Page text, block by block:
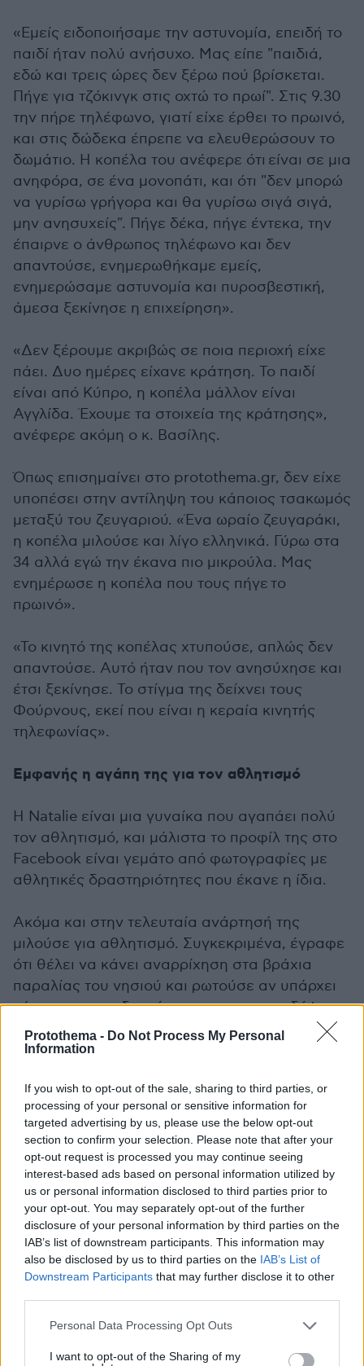
Protothema - Do Not Process My Personal
Information
If you wish to opt-out of the sale, sharing to third parties, or
processing of your personal or sensitive information for
targeted advertising by us, please use the below opt-out
section to confirm your selection. Please note that after your
opt-out request is processed you may continue seeing
interest-based ads based on personal information utilized by
us or personal information disclosed to third parties prior to
your opt-out. You may separately opt-out of the further
disclosure of your personal information by third parties on the
IAB’s list of downstream participants. This information may
also be disclosed by us to third parties on the IAB’s List of
Downstream Participants that may further disclose it to other
Please note that this website/app uses one or more Google
not limited to your visit or usage behaviour. You may click to
Personal Data Processing Opt Outs
I want to opt-out of the Sharing of my
«Εμείς ειδοποιήσαμε την αστυνομία, επειδή το
παιδί ήταν πολύ ανήσυχο. Μας είπε "παιδιά,
εδώ και τρεις ώρες δεν ξέρω πού βρίσκεται.
Πήγε για τζόκινγκ στις οχτώ το πρωί". Στις 9.30
την πήρε τηλέφωνο, γιατί είχε έρθει το πρωινό,
και στις δώδεκα έπρεπε να ελευθερώσουν το
δωμάτιο. Η κοπέλα του ανέφερε ότι είναι σε μια
ανηφόρα, σε ένα μονοπάτι, και ότι "δεν μπορώ
να γυρίσω γρήγορα και θα γυρίσω σιγά σιγά,
μην ανησυχείς". Πήγε δέκα, πήγε έντεκα, την
έπαιρνε ο άνθρωπος τηλέφωνο και δεν
απαντούσε, ενημερωθήκαμε εμείς,
ενημερώσαμε αστυνομία και πυροσβεστική,
άμεσα ξεκίνησε η επιχείρηση».
«Δεν ξέρουμε ακριβώς σε ποια περιοχή είχε
πάει. Δυο ημέρες είχανε κράτηση. Το παιδί
είναι από Κύπρο, η κοπέλα μάλλον είναι
Αγγλίδα. Έχουμε τα στοιχεία της κράτησης»,
ανέφερε ακόμη ο κ. Βασίλης.
Όπως επισημαίνει στο protothema.gr, δεν είχε
υποπέσει στην αντίληψη του κάποιος τσακωμός
μεταξύ του ζευγαριού. «Ένα ωραίο ζευγαράκι,
η κοπέλα μιλούσε και λίγο ελληνικά. Γύρω στα
34 αλλά εγώ την έκανα πιο μικρούλα. Μας
ενημέρωσε η κοπέλα που τους πήγε το
πρωινό».
«Το κινητό της κοπέλας χτυπούσε, απλώς δεν
απαντούσε. Αυτό ήταν που τον ανησύχησε και
έτσι ξεκίνησε. Το στίγμα της δείχνει τους
Φούρνους, εκεί που είναι η κεραία κινητής
τηλεφωνίας».
Εμφανής η αγάπη της για τον αθλητισμό
Η Natalie είναι μια γυναίκα που αγαπάει πολύ
τον αθλητισμό, και μάλιστα το προφίλ της στο
Facebook είναι γεμάτο από φωτογραφίες με
αθλητικές δραστηριότητες που έκανε η ίδια.
Ακόμα και στην τελευταία ανάρτησή της
μιλούσε για αθλητισμό. Συγκεκριμένα, έγραφε
ότι θέλει να κάνει αναρρίχηση στα βράχια
παραλίας του νησιού και ρωτούσε αν υπάρχει
κάποιος που ενδιαφέρεται να την συνοδέψει
σε μελλοντική επίσκεψη.